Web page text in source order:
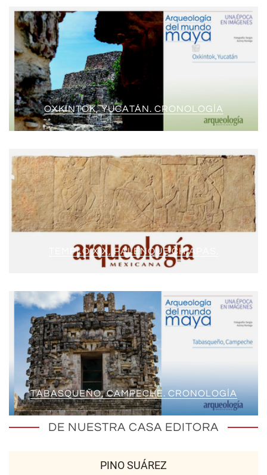
OXKINTOK, YUCATÁN. CRONOLOGÍA
TEMPLO XIX, PALENQUE CHIAPAS.
TABASQUEÑO, CAMPECHE. CRONOLOGÍA
DE NUESTRA CASA EDITORA
PINO SUÁREZ